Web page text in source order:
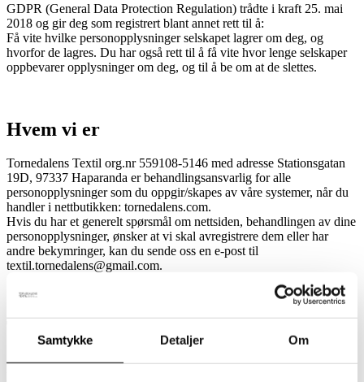
Samtykke Detaljer Om
GDPR (General Data Protection Regulation) trådte i kraft 25. mai
2018 og gir deg som registrert blant annet rett til å:
Få vite hvilke personopplysninger selskapet lagrer om deg, og
hvorfor de lagres. Du har også rett til å få vite hvor lenge selskaper
oppbevarer opplysninger om deg, og til å be om at de slettes.
Hvem vi er
Tornedalens Textil org.nr 559108-5146 med adresse Stationsgatan
19D, 97337 Haparanda er behandlingsansvarlig for alle
personopplysninger som du oppgir/skapes av våre systemer, når du
handler i nettbutikken: tornedalens.com.
Hvis du har et generelt spørsmål om nettsiden, behandlingen av dine
personopplysninger, ønsker at vi skal avregistrere dem eller har
andre bekymringer, kan du sende oss en e-post til
textil.tornedalens@gmail.com.
Dine personopplysninger behandles av oss og de eksterne